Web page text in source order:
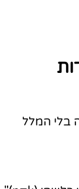
בלי המלל